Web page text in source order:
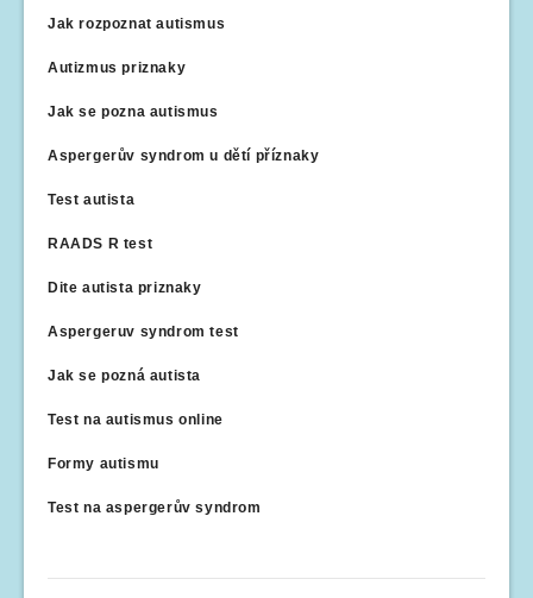
Jak rozpoznat autismus
Autizmus priznaky
Jak se pozna autismus
Aspergerův syndrom u dětí příznaky
Test autista
RAADS R test
Dite autista priznaky
Aspergeruv syndrom test
Jak se pozná autista
Test na autismus online
Formy autismu
Test na aspergerův syndrom